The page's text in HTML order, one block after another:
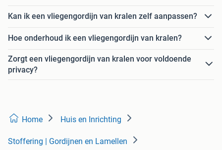
Kan ik een vliegengordijn van kralen zelf aanpassen?
Hoe onderhoud ik een vliegengordijn van kralen?
Zorgt een vliegengordijn van kralen voor voldoende
privacy?
Home Huis en Inrichting
Stoffering | Gordijnen en Lamellen